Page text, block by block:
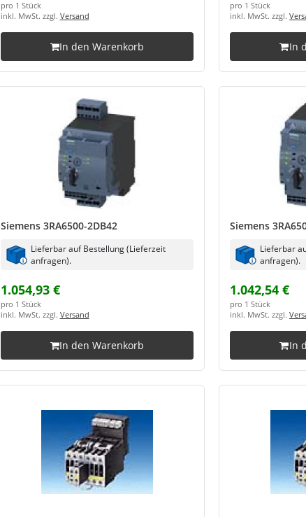
pro 1 Stück
inkl. MwSt. zzgl. Versand
In den Warenkorb
pro 1 Stück
inkl. MwSt. zzgl.
In
Siemens 3RA6500-2DB42
Lieferbar auf Bestellung (Lieferzeit
anfragen).
1.054,93 €
pro 1 Stück
inkl. MwSt. zzgl. Versand
In den Warenkorb
Siemens
Lieferbar
anfragen).
1.042,54 €
pro 1 Stück
inkl. MwSt. zzgl.
In